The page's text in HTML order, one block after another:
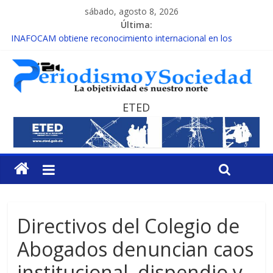
sábado, agosto 8, 2026
Última:
INAFOCAM obtiene reconocimiento internacional en los
15 de febrero de cada año es Día Nacional de la lucha contra el
cáncer infantil
EL ENFOQUE UNILATERAL DE LA COALICIÓN
MESCyT y Universidad Albizu apoyarán rehabilitación de
reclusos
MESCyT presenta calendario de Consulta Nacional por la
Educación
ETED
Directivos del Colegio de
Abogados denuncian caos